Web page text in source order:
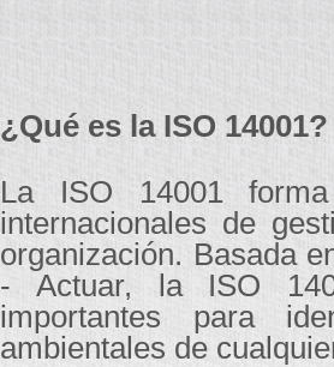
¿Qué es la ISO 14001?
La ISO 14001
internacionales de
organización. Basada
- Actuar, la ISO
importantes para
ambientales de